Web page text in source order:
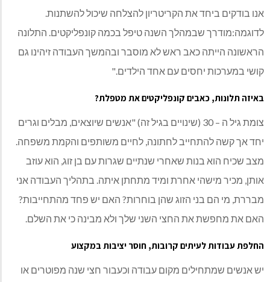
אנו בודקים ביחד את הקריטריון להצלחה שיכול להשתנות.
לדוגמה:מודרך שבמהלך השנה טיפל בכמה קונפליקטים. התלונה
הראשונה הייתה כאב ראש לא מוסבר ובהמשך העבודה זיהינו גם
קושי במערכות יחסים עם אחד הילדים."
באיזה תלונות, כאבים קונפליקטים את מטפלת?
צומת גיל ה – 30 (שינויים בגיל זה) "אנשים שיוצאים, מבלים וגרים
יחד אך קשה להתחייב לחתונה, לחיים משותפים והקמת משפחה.
מצב שכיח הוא בנות שאחרי שנתיים שגרות עם בן זוג, הוא עוזב
אותן, מכיר מישהי אחרת ומיד מתחתן איתה. בתהליך העבודה אני
מבררת, מי הם בני הזוג שהן בוחרות? האם יש פחד מהתחייבות?
האם את מחפשת את החצי השני שלך ולא מבינה כי את השלם.
החלפת עבודות לעיתים קרובות, חוסר יציבות במקצוע
יש אנשים שמתחילים מקום עבודה וכעבור חצי שנה מפוטרים או